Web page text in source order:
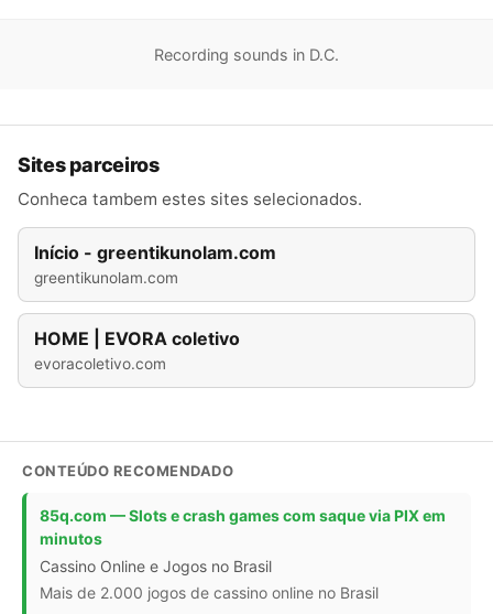
Recording sounds in D.C.
Sites parceiros
Conheca tambem estes sites selecionados.
Início - greentikunolam.com
greentikunolam.com
HOME | EVORA coletivo
evoracoletivo.com
CONTEÚDO RECOMENDADO
85q.com — Slots e crash games com saque via PIX em
minutos
Cassino Online e Jogos no Brasil
Mais de 2.000 jogos de cassino online no Brasil